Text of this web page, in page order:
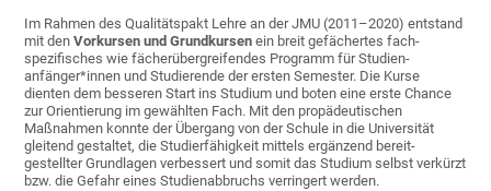
Im Rahmen des Qualitätspakt Lehre an der JMU (2011–2020) entstand
mit denVorkursen und Grund­kursen ein breit gefächertes fach­
spezifisches wie fächer­über­greifendes Programm für Studien­
anfänger*innen und Studierende der ersten Semester. Die Kurse
dienten dem besseren Start ins Studium und boten eine erste Chance
zur Orientierung im gewählten Fach. Mit den propädeu­tischen
Maßnahmen konnte der Übergang von der Schule in die Universität
gleitend gestaltet, die Studier­fähigkeit mittels ergänzend bereit­
gestellter Grund­lagen verbessert und somit das Studium selbst verkürzt
bzw. die Gefahr eines Studien­abbruchs verringert werden.